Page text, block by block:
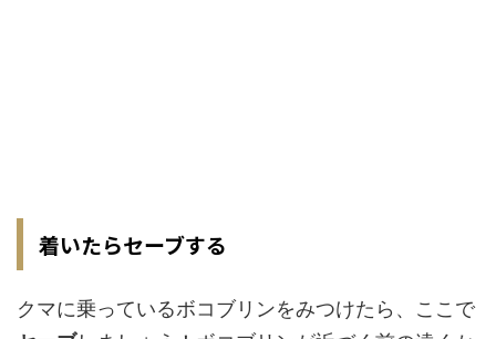
着いたらセーブする
クマに乗っているボコブリンをみつけたら、ここで